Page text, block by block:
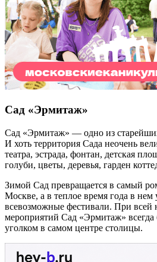
Сад «Эрмитаж»
Сад «Эрмитаж» — одно из
И хоть территория Сада неочень
театра, эстрада, фонтан, детская
голуби, цветы, деревья, гарден
Зимой Сад превращается в самый
Москве, а в теплое время года в нем
всевозможные фестивали. При всей
мероприятий Сад «Эрмитаж»
уголком в самом центре столицы.